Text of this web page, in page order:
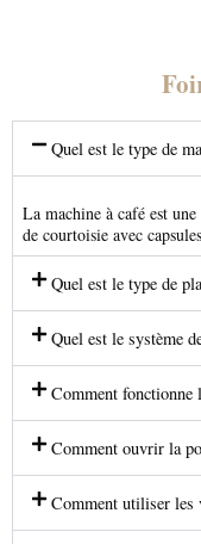
Quel est le type de
La machine à café est une
de courtoisie avec
Quel est le type de
Quel est le système
Comment fonctionne
Comment ouvrir la
Comment utiliser les